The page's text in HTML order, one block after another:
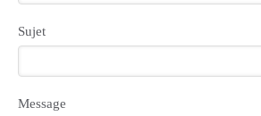
Sujet
Message